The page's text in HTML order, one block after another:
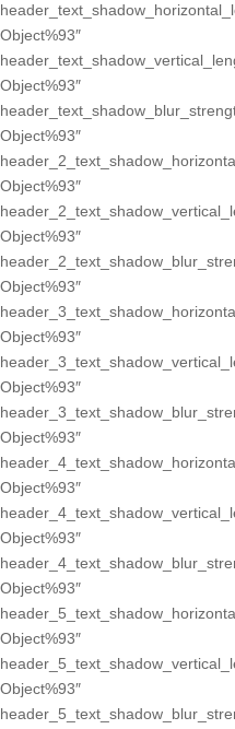
Object%93″
Object%93″
Object%93″
Object%93″
Object%93″
Object%93″
Object%93″
Object%93″
Object%93″
Object%93″
Object%93″
Object%93″
Object%93″
Object%93″